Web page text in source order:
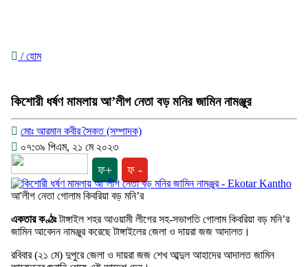
/ হোম
কিশোরী ধর্ষণ মামলায় আ’লীগ নেতা বড় মনির জামিন নামঞ্জুর
মোঃ আরমান কবীর সৈকত (সম্পাদক)
০৭:৩৯ পিএম, ২১ মে ২০২৩
ফ+ ফ -
আ'লীগ নেতা গোলাম কিবরিয়া বড় মনি’র
একতার কণ্ঠঃটাঙ্গাইল শহর আওয়ামী লীগের সহ-সভাপতি গোলাম কিবরিয়া বড় মনি’র
জামিন আবেদন নামঞ্জুর করেছে টাঙ্গাইলের জেলা ও দায়রা জজ আদালত।
রবিবার (২১ মে) দুপুরে জেলা ও দায়রা জজ শেখ আব্দুল আহাদের আদালত জামিন